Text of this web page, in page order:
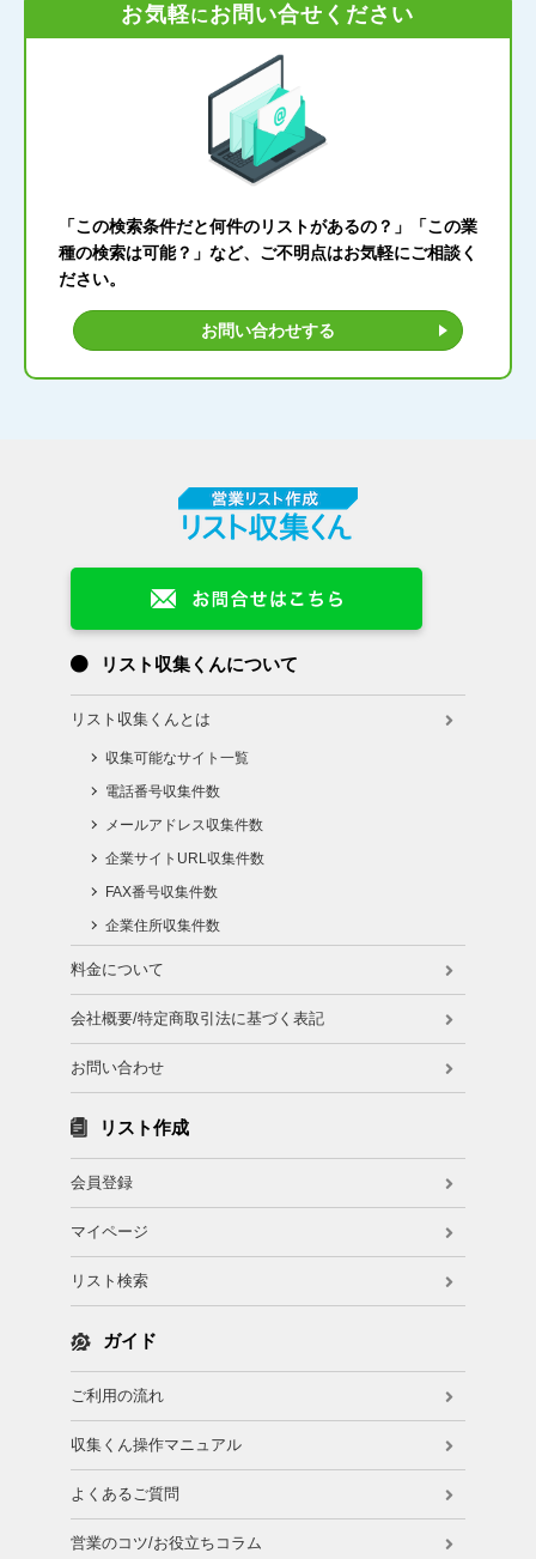
お気軽にお問い合せください
「この検索条件だと何件のリストがあるの？」「この業
種の検索は可能？」など、ご不明点はお気軽にご相談く
ださい。
お問い合わせする
リスト収集くんについて
リスト収集くんとは
収集可能なサイト一覧
電話番号収集件数
メールアドレス収集件数
企業サイトURL収集件数
FAX番号収集件数
企業住所収集件数
料金について
会社概要/特定商取引法に基づく表記
お問い合わせ
リスト作成
会員登録
マイページ
リスト検索
ガイド
ご利用の流れ
収集くん操作マニュアル
よくあるご質問
営業のコツ/お役立ちコラム